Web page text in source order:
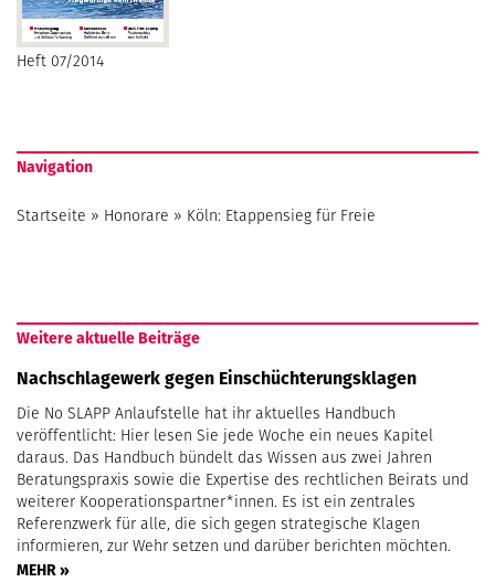
Heft 07/2014
Navigation
Startseite » Honorare » Köln: Etappensieg für Freie
Weitere aktuelle Beiträge
Nachschlagewerk gegen Einschüchterungsklagen
Die No SLAPP Anlaufstelle hat ihr aktuelles Handbuch
veröffentlicht: Hier lesen Sie jede Woche ein neues Kapitel
daraus. Das Handbuch bündelt das Wissen aus zwei Jahren
Beratungspraxis sowie die Expertise des rechtlichen Beirats und
weiterer Kooperationspartner*innen. Es ist ein zentrales
Referenzwerk für alle, die sich gegen strategische Klagen
informieren, zur Wehr setzen und darüber berichten möchten.
MEHR »